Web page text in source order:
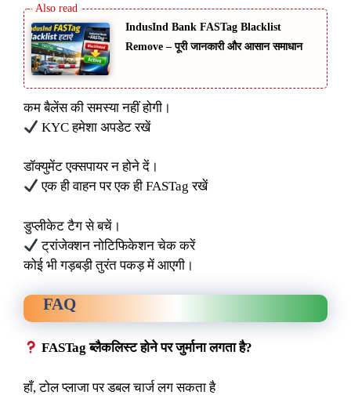
IndusInd Bank FASTag Blacklist
Remove – पूरी जानकारी और आसान समाधान
कम बैलेंस की समस्या नहीं होगी।
KYC हमेशा अपडेट रखें
डॉक्युमेंट एक्सपायर न होने दें।
एक ही वाहन पर एक ही FASTag रखें
डुप्लीकेट टैग से बचें।
ट्रांजेक्शन नोटिफिकेशन चेक करें
कोई भी गड़बड़ी तुरंत पकड़ में आएगी।
FAQ
FASTag ब्लैकलिस्ट होने पर जुर्माना लगता है?
हाँ, टोल प्लाजा पर डबल चार्ज लग सकता है